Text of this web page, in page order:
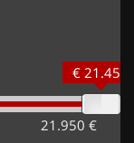
21.950 €
€ 21.450